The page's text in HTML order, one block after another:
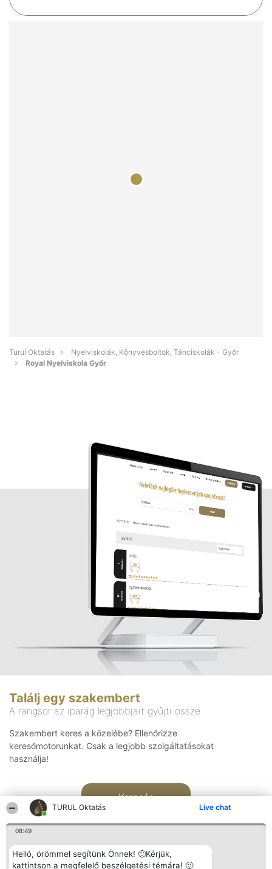
TURUL Oktatás Live chat
08:49
Helló, örömmel segítünk Önnek! 🙂Kérjük,
kattintson a megfelelő beszélgetési témára! 🙂
Turul Oktatás
Nyelviskolák, Könyvesboltok, Tánciskolák - Győr
Royal Nyelviskola Győr
Találj egy szakembert
A rangsor az iparág legjobbjait gyűjti össze
Szakembert keres a közelébe? Ellenőrizze
keresőmotorunkat. Csak a legjobb szolgáltatásokat
használja!
Keresés